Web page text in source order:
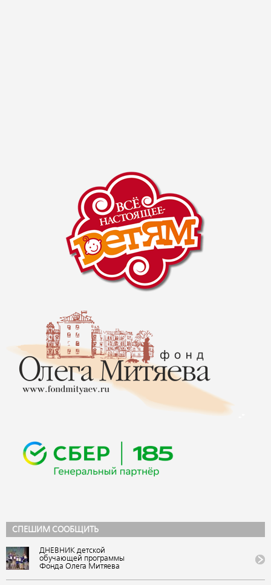
СПЕШИМ СООБЩИТЬ
ДНЕВНИК детской
обучающей программы
Фонда Олега Митяева
фестивале авторской